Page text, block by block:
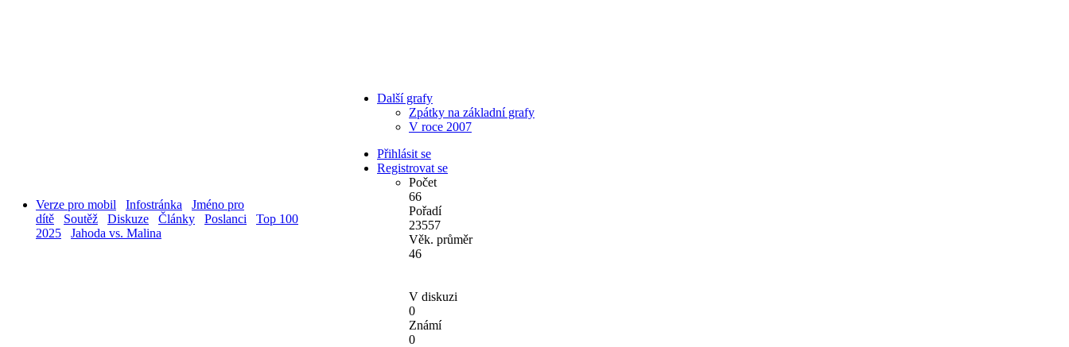
Verze pro mobil Infostránka
Jméno pro
dítě
Soutěž Diskuze Články Poslanci
Top 100
2025
Jahoda vs. Malina
Další grafy
Zpátky na základní grafy
V roce 2007
Přihlásit se
Registrovat se
Počet
66
Pořadí
23557
Věk. průměr
46
V diskuzi
0
Známí
0